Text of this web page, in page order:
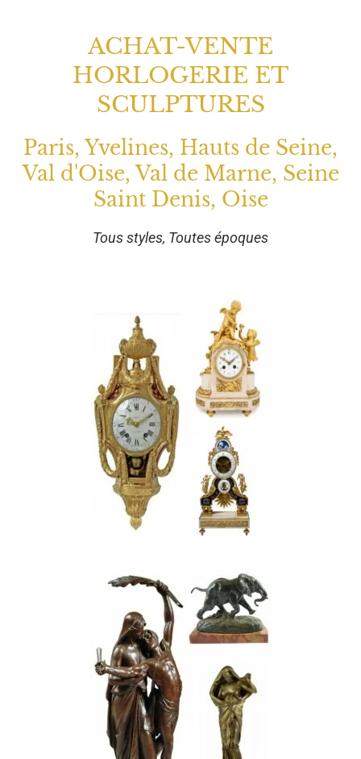
ACHAT-VENTE
HORLOGERIE ET
SCULPTURES
Paris, Yvelines, Hauts de Seine,
Val d'Oise, Val de Marne, Seine
Saint Denis, Oise
Tous styles, Toutes époques